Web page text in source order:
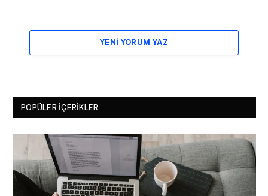
YENI YORUM YAZ
POPÜLER İÇERIKLER